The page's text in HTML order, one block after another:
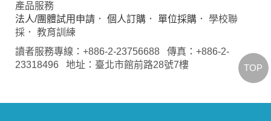
產品服務
法人/團體試用申請 ． 個人訂購 ． 單位採購 ． 學校聯
採． 教育訓練
讀者服務專線：+886-2-23756688 傳真：+886-2-
23318496 地址：臺北市館前路28號7樓
TOP